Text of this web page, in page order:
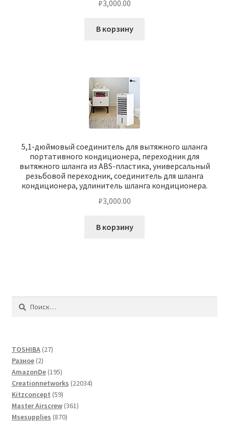
₽3,000.00
В корзину
5,1-дюймовый соединитель для вытяжного шланга
портативного кондиционера, переходник для
вытяжного шланга из ABS-пластика, универсальный
резьбовой переходник, соединитель для шланга
кондиционера, удлинитель шланга кондиционера.
₽3,000.00
В корзину
Найти:
TOSHIBA 2727
Разное 22
товара
AmazonDe 195195
товаров
Creationnetworks 2203422034
Kitzconcept 5959
товаров
Master Airscrew 361361
Msesupplies 870870